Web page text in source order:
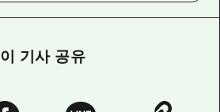
이 기사 공유